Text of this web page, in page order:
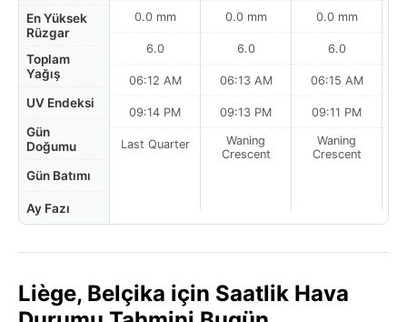
En Yüksek
Rüzgar
Toplam
Yağış
UV Endeksi
Gün
Doğumu
Gün Batımı
Ay Fazı
0.0 mm
6.0
06:12 AM
09:14 PM
Last Quarter
0.0 mm
6.0
06:13 AM
09:13 PM
Waning
Crescent
0.0 mm
6.0
06:15 AM
09:11 PM
Waning
Crescent
Liège, Belçika için Saatlik Hava